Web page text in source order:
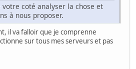
votre coté analyser la chose et
à nous proposer.
il va falloir que je comprenne
sur tous mes serveurs et pas